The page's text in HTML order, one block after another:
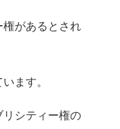
ます。
シティー権の